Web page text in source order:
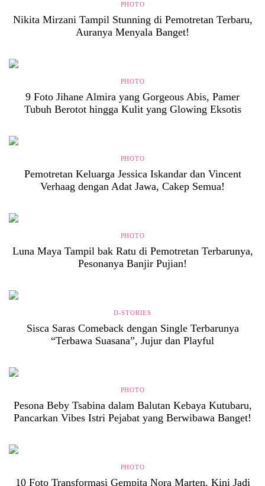
PHOTO
Nikita Mirzani Tampil Stunning di Pemotretan Terbaru,
Auranya Menyala Banget!
PHOTO
9 Foto Jihane Almira yang Gorgeous Abis, Pamer
Tubuh Berotot hingga Kulit yang Glowing Eksotis
PHOTO
Pemotretan Keluarga Jessica Iskandar dan Vincent
Verhaag dengan Adat Jawa, Cakep Semua!
PHOTO
Luna Maya Tampil bak Ratu di Pemotretan Terbarunya,
Pesonanya Banjir Pujian!
D-STORIES
Sisca Saras Comeback dengan Single Terbarunya
“Terbawa Suasana”, Jujur dan Playful
PHOTO
Pesona Beby Tsabina dalam Balutan Kebaya Kutubaru,
Pancarkan Vibes Istri Pejabat yang Berwibawa Banget!
PHOTO
10 Foto Transformasi Gempita Nora Marten, Kini Jadi